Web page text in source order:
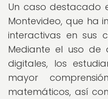
Un caso destacado
Montevideo, que ha
interactivas en sus
Mediante el uso de
digitales, los
mayor
matemáticos, así